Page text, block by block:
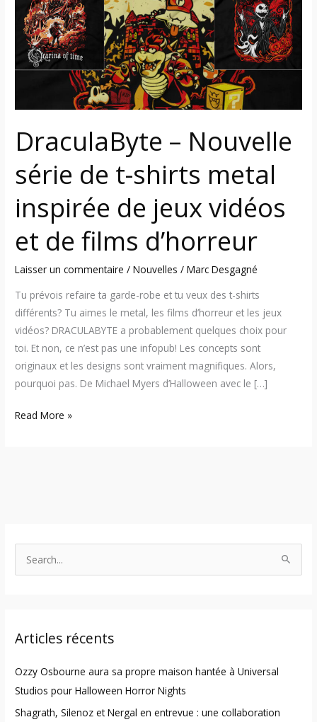
DraculaByte – Nouvelle
série de t-shirts metal
inspirée de jeux vidéos
et de films d’horreur
Laisser un commentaire /Nouvelles /Marc Desgagné
Tu prévois refaire ta garde-robe et tu veux des t-shirts
différents? Tu aimes le metal, les films d’horreur et les jeux
vidéos? DRACULABYTE a probablement quelques choix pour
toi. Et non, ce n’est pas une infopub! Les concepts sont
originaux et les designs sont vraiment magnifiques. Alors,
pourquoi pas. De Michael Myers d’Halloween avec le […]
série
de
shirts
de
vidéos
de
films
d’horreur
Read More »
c
f
o
r
Articles récents
Ozzy Osbourne aura sa propre maison hantée à Universal
Studios pour Halloween Horror Nights
Shagrath, Silenoz et Nergal en entrevue : une collaboration